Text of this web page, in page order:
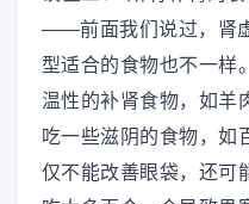
——前面我们说过，肾
型适合的食物也不一样
温性的补肾食物，如羊
吃一些滋阴的食物，如
仅不能改善眼袋，还可